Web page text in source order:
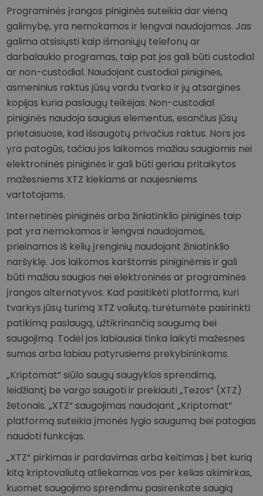
Programinės įrangos piniginės suteikia dar vieną
galimybę, yra nemokamos ir lengvai naudojamos. Jas
galima atsisiųsti kaip išmaniųjų telefonų ar
darbalaukio programas, taip pat jos gali būti custodial
ar non-custodial. Naudojant custodial pinigines,
asmeninius raktus jūsų vardu tvarko ir jų atsargines
kopijas kuria paslaugų teikėjas. Non-custodial
piniginės naudoja saugius elementus, esančius jūsų
prietaisuose, kad išsaugotų privačius raktus. Nors jos
yra patogūs, tačiau jos laikomos mažiau saugiomis nei
elektroninės piniginės ir gali būti geriau pritaikytos
mažesniems XTZ kiekiams ar naujesniems
vartotojams.
Internetinės piniginės arba žiniatinklio piniginės taip
pat yra nemokamos ir lengvai naudojamos,
prieinamos iš kelių įrenginių naudojant žiniatinklio
naršyklę. Jos laikomos karštomis piniginėmis ir gali
būti mažiau saugios nei elektroninės ar programinės
įrangos alternatyvos. Kad pasitikėti platforma, kuri
tvarkys jūsų turimą XTZ valiutą, turėtumėte pasirinkti
patikimą paslaugą, užtikrinančią saugumą bei
saugojimą. Todėl jos labiausiai tinka laikyti mažesnes
sumas arba labiau patyrusiems prekybininkams.
„Kriptomat“ siūlo saugų saugyklos sprendimą,
leidžiantį be vargo saugoti ir prekiauti „Tezos“ (XTZ)
žetonais. „XTZ“ saugojimas naudojant „Kriptomat“
platformą suteikia įmonės lygio saugumą bei patogias
naudoti funkcijas.
„XTZ“ pirkimas ir pardavimas arba keitimas į bet kurią
kitą kriptovaliutą atliekamas vos per kelias akimirkas,
kuomet saugojimo sprendimu pasirenkate saugią